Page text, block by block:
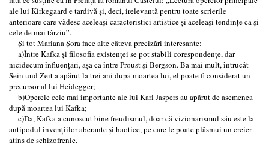
ale lui Kirkegaard e tardivă şi, deci, irelevantă pentru toate scrierile
anterioare care vădesc aceleaşi caracteristici artistice şi aceleaşi tendinţe ca şi
cele de mai târziu”.
Şi tot Mariana Şora face alte câteva precizări interesante:
a)Între Kafka şi filosofia existenţei se pot stabili corespondenţe, dar
nicidecum înfluenţări, aşa ca între Proust şi Bergson. Ba mai mult, întrucât
Sein und Zeit a apărut la trei ani după moartea lui, el poate fi considerat un
precursor al lui Heidegger;
b)Operele cele mai importante ale lui Karl Jaspers au apărut de asemenea
după moartea lui Kafka;
c)Da, Kafka a cunoscut bine freudismul, doar că vizionarismul său este la
antipodul invenţiilor aberante şi haotice, pe care le poate plăsmui un creier
atins de schizofrenie.